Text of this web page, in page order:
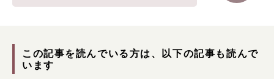
この記事を読んでいる方は、以下の記事も読んで
います